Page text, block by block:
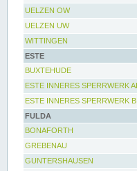
UELZEN OW
UELZEN UW
WITTINGEN
ESTE
BUXTEHUDE
ESTE INNERES SPERRWERK
ESTE INNERES SPERRWERK
FULDA
BONAFORTH
GREBENAU
GUNTERSHAUSEN